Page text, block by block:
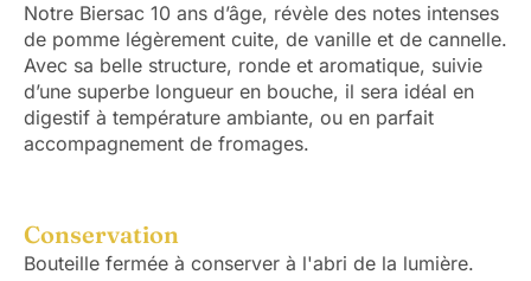
Notre Biersac 10 ans d’âge, révèle des notes intenses
de pomme légèrement cuite, de vanille et de cannelle.
Avec sa belle structure, ronde et aromatique, suivie
d’une superbe longueur en bouche, il sera idéal en
digestif à température ambiante, ou en parfait
accompagnement de fromages.
Conservation
Bouteille fermée à conserver à l'abri de la lumière.